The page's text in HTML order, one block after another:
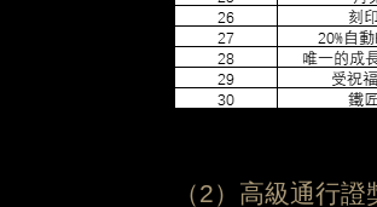
（2）高級通行證